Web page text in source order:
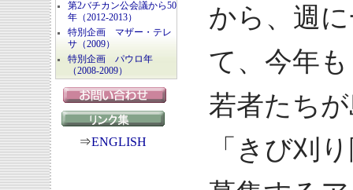
第2バチカン公会議から50
年（2012-2013）
特別企画 マザー・テレ
サ（2009）
特別企画 パウロ年
（2008-2009）
⇒ENGLISH
から、週
て、今年
若者たち
「きび刈